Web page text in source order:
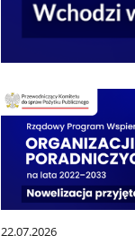
22.07.2026